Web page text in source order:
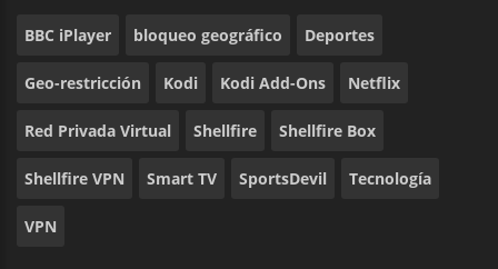
BBC iPlayer bloqueo geográfico Deportes
Geo-restricción Kodi Kodi Add-Ons Netflix
Red Privada Virtual Shellfire Shellfire Box
Shellfire VPN Smart TV SportsDevil Tecnología
VPN